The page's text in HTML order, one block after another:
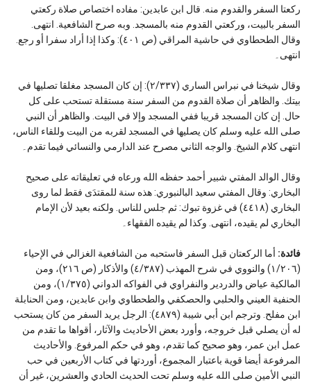
ركعتا السفر والقدوم منه. قال ابن عابدين: مفاده اختصاص صلاة ركعتي
السفر بالبيت، وركعتي القدوم منه بالمسجد. وبه صرح الشافعية. انتهى.
وقال الطحطاوي في حاشية المراقي (ص ٤٠١): وكذا إذا أراد سفرا أو رجع.
انتهى۔
وقال شيخنا في نبراس الساري (٢/٣٣٧): إن كان المسجد مغلقا تصليها في
بيتك. والظاهر أن صلاة القدوم من السفر سنة مستقلة تستحب على كل
حال. إن كان المسجد قريبا ففي المسجد وإلا في البيت. والظاهر أن النبي
صلى الله عليه وسلم كان يصليها في المسجد لقربه من البيت وللقاء الناس،
انتهى كلام الشيخ. والوجه الثاني مصرح عند الدارمي والنسائي فيما تقدم۔
وقال الوالد المفتي شبير أحمد حفظه الله ورعاه في تعليقاته على صحيح
البخاري: وقال المفتي سعيد البالنبوري: هذه سنة للمقتدَى فقط لما روى
البخاري (٤٤١٨) في غزوة تبوك: ثم جلس للناس. ولكنه بعيد لأن الإمام
البخاري لم يقيده، انتهى. وكذا لم يقيده الفقهاء۔
فائدة: أما الركعتان قبل السفر فاستحبه من الشافعية الغزالي في الإحياء
(١/٢٠٦) والنووي في شرح المهذب (٤/٣٨٧) والأذكار (ص ٢١٦)، ومن
المالكية عياض والدردير والنفراوي في الفواكه الدواني (١/٣٧٥)، ومن
الحنفية العيني والحلبي والحصكفي والطحطاوي وابن عابدين، ومن الحنابلة
ابن مفلح. وترجم ابن أبي شيبة (٤٨٧٩): الرجل يريد السفر من كان يستحب
له أن يصلي قبل خروجه، وأورد بعض الأحاديث والآثار، أقواها ما تقدم من
عمل ابن عمر، وهو صحيح كما تقدم، وهو في حكم المرفوع. والأحاديث
المرفوعة أيضا قوية باعتبار المجموع، أوردتها في كتاب الأربعين في حب
النبي الأمين صلى الله عليه وسلم تحت الحديث الحادي والعشرين، غير أن